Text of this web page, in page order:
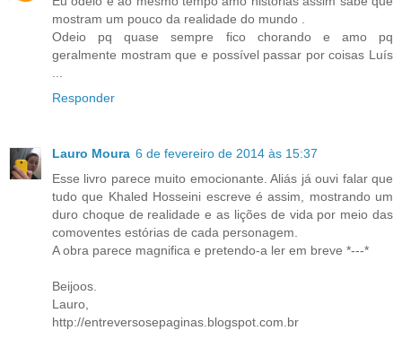
mostram um pouco da realidade do mundo .
Odeio pq quase sempre fico chorando e amo pq
geralmente mostram que e possível passar por coisas Luís
...
Responder
Lauro Moura 6 de fevereiro de 2014 às 15:37
Esse livro parece muito emocionante. Aliás já ouvi falar que
tudo que Khaled Hosseini escreve é assim, mostrando um
duro choque de realidade e as lições de vida por meio das
comoventes estórias de cada personagem.
A obra parece magnifica e pretendo-a ler em breve *---*
Beijoos.
Lauro,
http://entreversosepaginas.blogspot.com.br